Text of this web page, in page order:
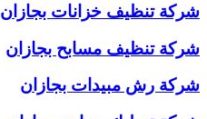
شركة تنظيف خزانات بجازان
شركة تنظيف مسابح بجازان
شركة رش مبيدات بجازان